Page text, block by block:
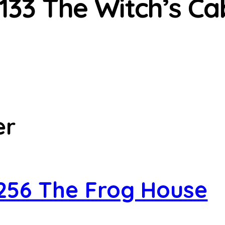
The Witch’s
The Frog House